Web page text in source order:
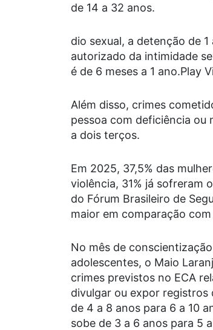
de 14 a 32 anos.
dio sexual, a detenção de
autorizado da intimidade
é de 6 meses a 1 ano.Play
Além disso, crimes
pessoa com deficiência ou
a dois terços.
Em 2025, 37,5% das
violência, 31% já sofreram
do Fórum Brasileiro de
maior em comparação
No mês de
adolescentes, o Maio
crimes previstos no ECA
divulgar ou expor registros
de 4 a 8 anos para 6 a 10
sobe de 3 a 6 anos para 5